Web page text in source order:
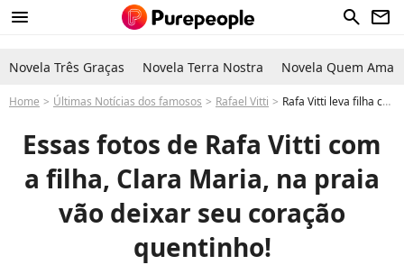
menu search newsletter
Novela Três Graças Novela Terra Nostra Novela Quem Ama
Home Últimas Notícias dos famosos Rafael Vitti Rafa Vitti leva filha com Tatá Werneck à praia e as fotos encantam. Veja!
Essas fotos de Rafa Vitti com
a filha, Clara Maria, na praia
vão deixar seu coração
quentinho!